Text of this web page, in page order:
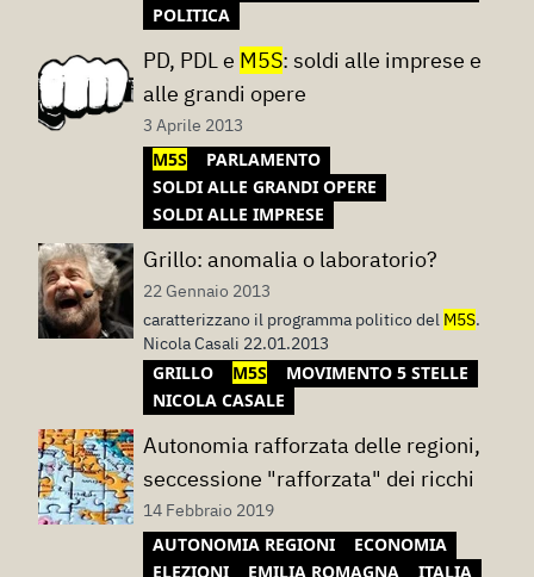
POLITICA
PD, PDL e M5S: soldi alle imprese e
alle grandi opere
3 Aprile 2013
M5S
PARLAMENTO
SOLDI ALLE GRANDI OPERE
SOLDI ALLE IMPRESE
Grillo: anomalia o laboratorio?
22 Gennaio 2013
caratterizzano il programma politico del M5S.
Nicola Casali 22.01.2013
GRILLO M5S
MOVIMENTO 5 STELLE
NICOLA CASALE
Autonomia rafforzata delle regioni,
seccessione "rafforzata" dei ricchi
14 Febbraio 2019
AUTONOMIA REGIONI
ECONOMIA
ELEZIONI
EMILIA ROMAGNA
ITALIA